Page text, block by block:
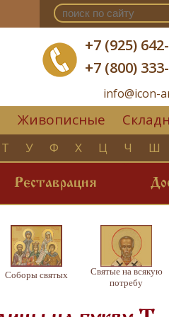
+7 (925)
+7 (800)
info@icon-
Живописные
Т У Ф Х Ц Ч Ш
Реставрация
Соборы святых
Святые на всякую
потребу